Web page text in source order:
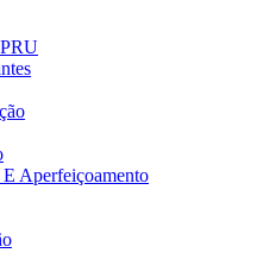
Aperfeiçoamento